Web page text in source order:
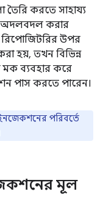
করতে সাহায্য
অদলবদল করার
উপর
হয়, তখন বিভিন্ন
ব্যবহার করে
পাস করতে পারেন।
পরিবর্তে
মূল